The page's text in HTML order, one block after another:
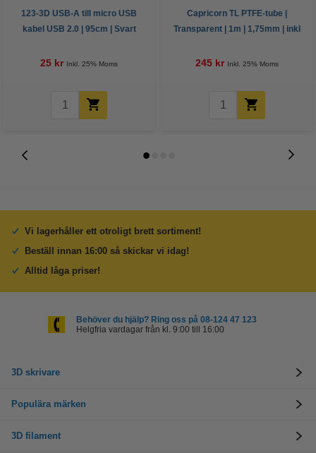
123-3D USB-A till micro USB
kabel USB 2.0 | 95cm | Svart
25 kr Inkl. 25% Moms
Capricorn TL PTFE-tube |
Transparent | 1m | 1,75mm | inkl
245 kr Inkl. 25% Moms
Vi lagerhåller ett otroligt brett sortiment!
Beställ innan 16:00 så skickar vi idag!
Alltid låga priser!
Behöver du hjälp? Ring oss på 08-124 47 123
Helgfria vardagar från kl. 9:00 till 16:00
3D skrivare
Populära märken
3D filament